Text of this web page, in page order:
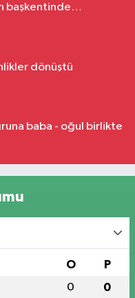
başkentinde
dönüştü
baba - oğul birlikte
O P
0 0